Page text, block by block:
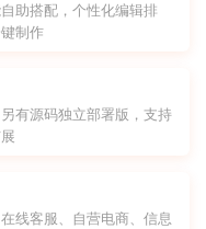
助搭配，个性化编辑排
制作
有源码独立部署版，支持
线客服、自营电商、信息